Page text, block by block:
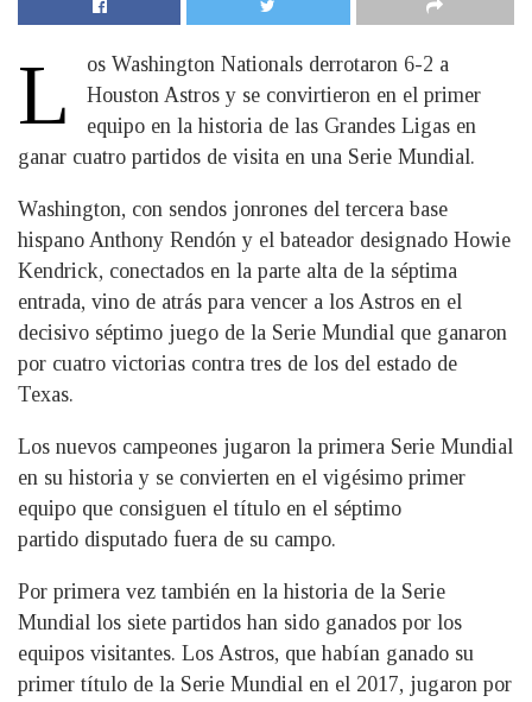
L
os Washington Nationals derrotaron 6-2 a
Houston Astros y se convirtieron en el primer
equipo en la historia de las Grandes Ligas en
ganar cuatro partidos de visita en una Serie Mundial.
Washington, con sendos jonrones del tercera base
hispano Anthony Rendón y el bateador designado Howie
Kendrick, conectados en la parte alta de la séptima
entrada, vino de atrás para vencer a los Astros en el
decisivo séptimo juego de la Serie Mundial que ganaron
por cuatro victorias contra tres de los del estado de
Texas.
Los nuevos campeones jugaron la primera Serie Mundial
en su historia y se convierten en el vigésimo primer
equipo que consiguen el título en el séptimo
partido disputado fuera de su campo.
Por primera vez también en la historia de la Serie
Mundial los siete partidos han sido ganados por los
equipos visitantes. Los Astros, que habían ganado su
primer título de la Serie Mundial en el 2017, jugaron por